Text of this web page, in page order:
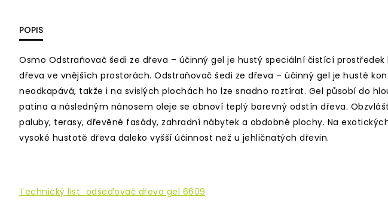
POPIS
Osmo Odstraňovač šedi ze dřeva – účinný gel je hustý speciální čistící prostředek
dřeva ve vnějších prostorách. Odstraňovač šedi ze dřeva – účinný gel je husté
neodkapává, takže i na svislých plochách ho lze snadno roztírat. Gel působí do
patina a následným nánosem oleje se obnoví teplý barevný odstín dřeva.
paluby, terasy, dřevěné fasády, zahradní nábytek a obdobné plochy. Na
vysoké hustotě dřeva daleko vyšší účinnost než u jehličnatých dřevin.
Technický list_odšeďovač dřeva gel 6609